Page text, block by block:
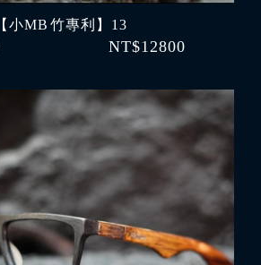
【小MB 竹專利】13
NT$12800